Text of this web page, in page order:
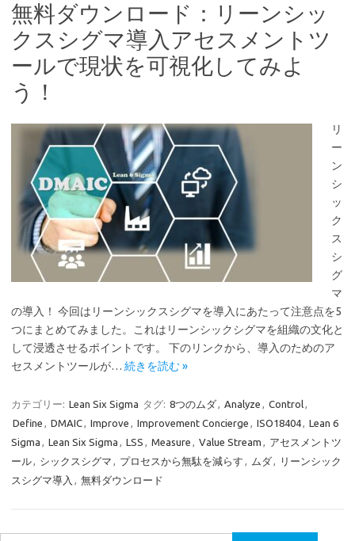
無料ダウンロード：リーンシッ
クスシグマ導入アセスメントツ
ールで現状を可視化してみよ
う！
リ
ー
ン
シ
ッ
ク
ス
シ
グ
マ
の導入！ 今回はリーンシックスシグマを導入にあたって注意点を5
つにまとめてみました。これはリーンシックシグマを組織の文化と
して浸透させるポイントです。 下のリンクから、導入のためのア
セスメントツールが… 続きを読む »
カテゴリー: Lean Six Sigma タグ: 8つのムダ, Analyze , Control,
Define , DMAIC, Improve , Improvement Concierge , ISO18404, Lean 6
Sigma , Lean Six Sigma , LSS , Measure , Value Stream , アセスメントツ
ール, シックスシグマ , プロセスから無駄を減らす , ムダ,
リーンシック
スシグマ導入 , 無料ダウンロード